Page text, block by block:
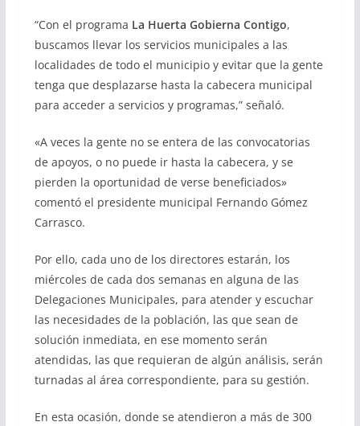
“Con el programa La Huerta Gobierna Contigo,
buscamos llevar los servicios municipales a las
localidades de todo el municipio y evitar que la gente
tenga que desplazarse hasta la cabecera municipal
para acceder a servicios y programas,” señaló.
«A veces la gente no se entera de las convocatorias
de apoyos, o no puede ir hasta la cabecera, y se
pierden la oportunidad de verse beneficiados»
comentó el presidente municipal Fernando Gómez
Carrasco.
Por ello, cada uno de los directores estarán, los
miércoles de cada dos semanas en alguna de las
Delegaciones Municipales, para atender y escuchar
las necesidades de la población, las que sean de
solución inmediata, en ese momento serán
atendidas, las que requieran de algún análisis, serán
turnadas al área correspondiente, para su gestión.
En esta ocasión, donde se atendieron a más de 300